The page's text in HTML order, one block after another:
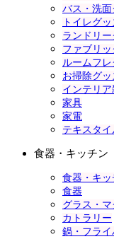
バス・洗
トイレグ
ランドリ
ファブリ
ルームフレ
お掃除グッ
インテリア
家具
家電
テキスタイ
食器・キッチン
食器・キ
食器
グラス・
カトラリー
鍋・フライ